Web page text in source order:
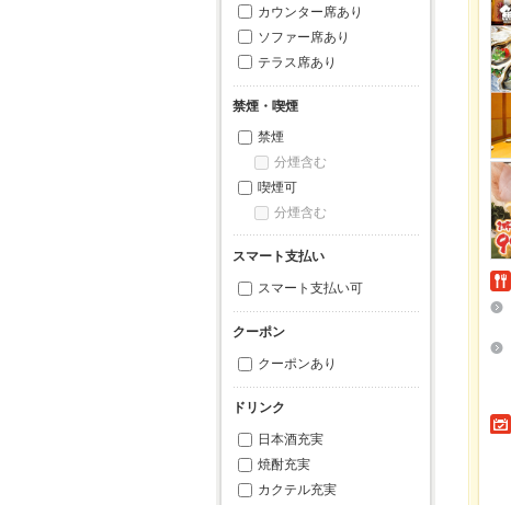
カウンター席あり
ソファー席あり
テラス席あり
禁煙・喫煙
禁煙
分煙含む
喫煙可
分煙含む
スマート支払い
スマート支払い可
クーポン
クーポンあり
ドリンク
日本酒充実
焼酎充実
カクテル充実